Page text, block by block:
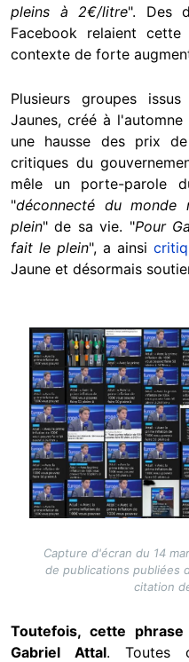
pleins à 2€/litre". Des
Facebook relaient
contexte de forte
Plusieurs groupes
Jaunes, créé à
une hausse des prix
critiques du
mêle un porte-parole
"déconnecté du monde
plein" de sa vie. "Pour
fait le plein", a ainsi
Jaune et désormais
Image
Capture d'écran du 14
de publications publiées
citation
Toutefois, cette
Gabriel Attal. Toutes